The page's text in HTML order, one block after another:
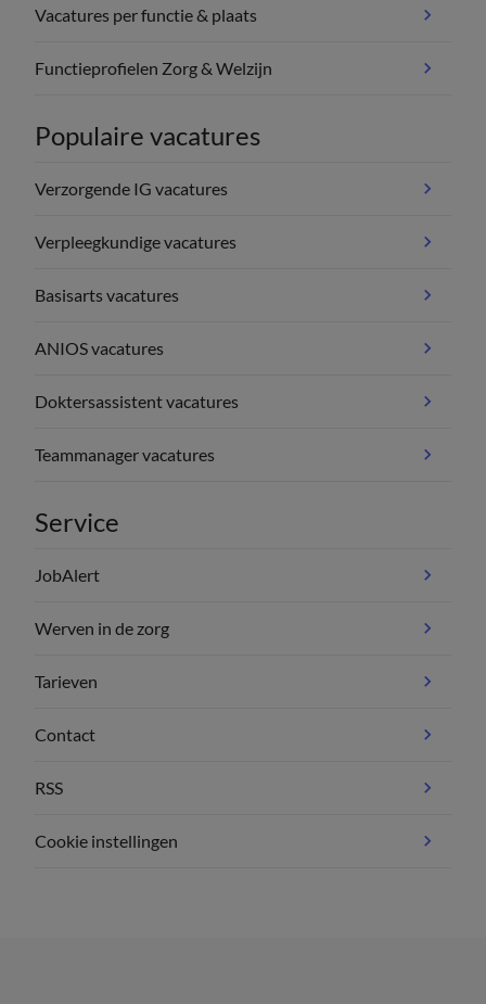
Vacatures per functie & plaats
Functieprofielen Zorg & Welzijn
Populaire vacatures
Verzorgende IG vacatures
Verpleegkundige vacatures
Basisarts vacatures
ANIOS vacatures
Doktersassistent vacatures
Teammanager vacatures
Service
JobAlert
Werven in de zorg
Tarieven
Contact
RSS
Cookie instellingen